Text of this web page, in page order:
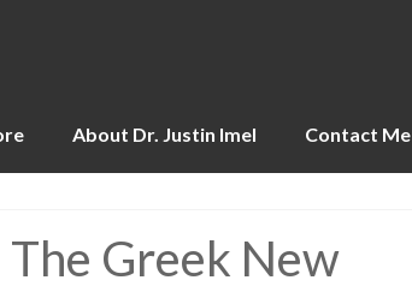
About Dr. Justin Imel Contact Me
Greek New